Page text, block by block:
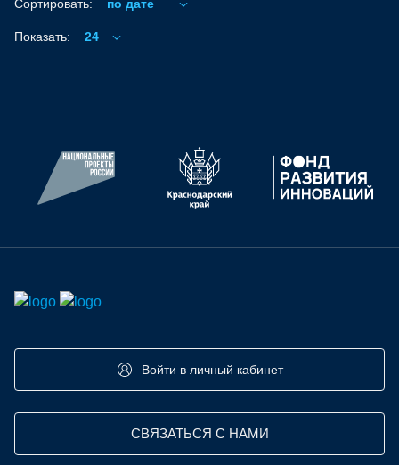
Сортировать: по дате
Показать: 24
Войти в личный кабинет
СВЯЗАТЬСЯ С НАМИ